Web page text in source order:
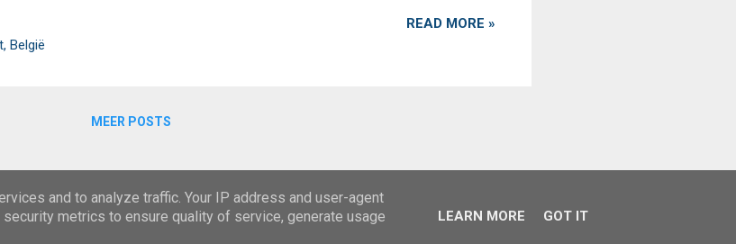
interieur moet wat doen denken aan een druk Koreaans treinstation. Vandaar die
het nog niet doorhad. Bestellen doe je aan de counter bij de open keuken. Iets
België
READ MORE »
MEER POSTS
CaptainCritic
and to analyze traffic. Your IP address and user-agent
metrics to ensure quality of service, generate usage
LEARN MORE GOT IT